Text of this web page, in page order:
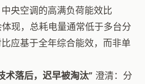
央空调的高满负荷能效比
体现，总耗电量通常低于多台分
应基于全年综合能效，而非单
术落后，迟早被淘汰” 澄清：分